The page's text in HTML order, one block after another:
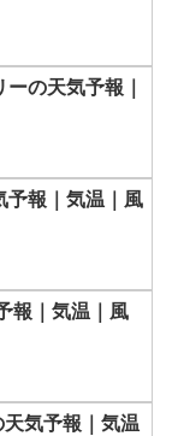
の天気予報｜
予報｜気温｜風
報｜気温｜風
気予報｜気温